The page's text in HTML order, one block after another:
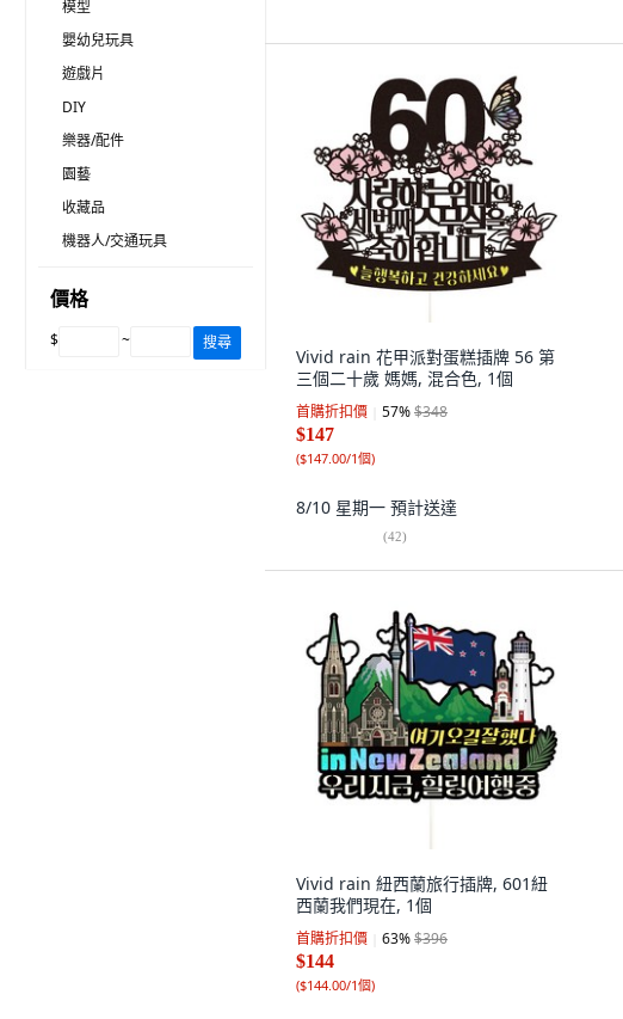
模型
嬰幼兒玩具
遊戲片
DIY
樂器/配件
園藝
收藏品
機器人/交通玩具
價格
$ ~ 搜尋
Vivid rain 花甲派對蛋糕插牌 56 第
三個二十歲 媽媽, 混合色, 1個
首購折扣價 57%$348
$147
($147.00/1個)
8/10 星期一 預計送達
(42)
Vivid rain 紐西蘭旅行插牌, 601紐
西蘭我們現在, 1個
首購折扣價 63%$396
$144
($144.00/1個)